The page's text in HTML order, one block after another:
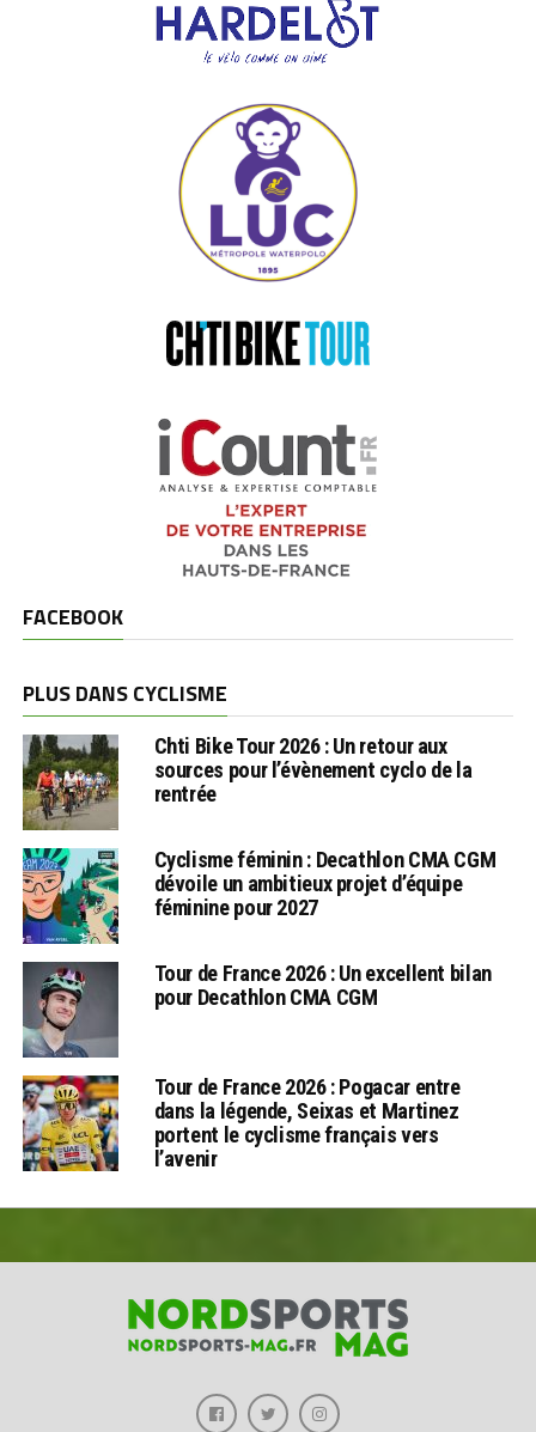
FACEBOOK
PLUS DANS CYCLISME
Chti Bike Tour 2026 : Un retour aux
sources pour l’évènement cyclo de la
rentrée
Cyclisme féminin : Decathlon CMA CGM
dévoile un ambitieux projet d’équipe
féminine pour 2027
Tour de France 2026 : Un excellent bilan
pour Decathlon CMA CGM
Tour de France 2026 : Pogacar entre
dans la légende, Seixas et Martinez
portent le cyclisme français vers
l’avenir